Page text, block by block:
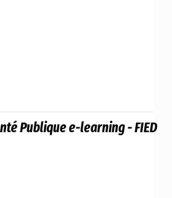
Publique e-learning - FIED